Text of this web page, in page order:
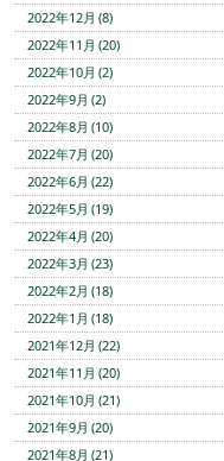
2022年12月 (8)
2022年11月 (20)
2022年10月 (2)
2022年9月 (2)
2022年8月 (10)
2022年7月 (20)
2022年6月 (22)
2022年5月 (19)
2022年4月 (20)
2022年3月 (23)
2022年2月 (18)
2022年1月 (18)
2021年12月 (22)
2021年11月 (20)
2021年10月 (21)
2021年9月 (20)
2021年8月 (21)